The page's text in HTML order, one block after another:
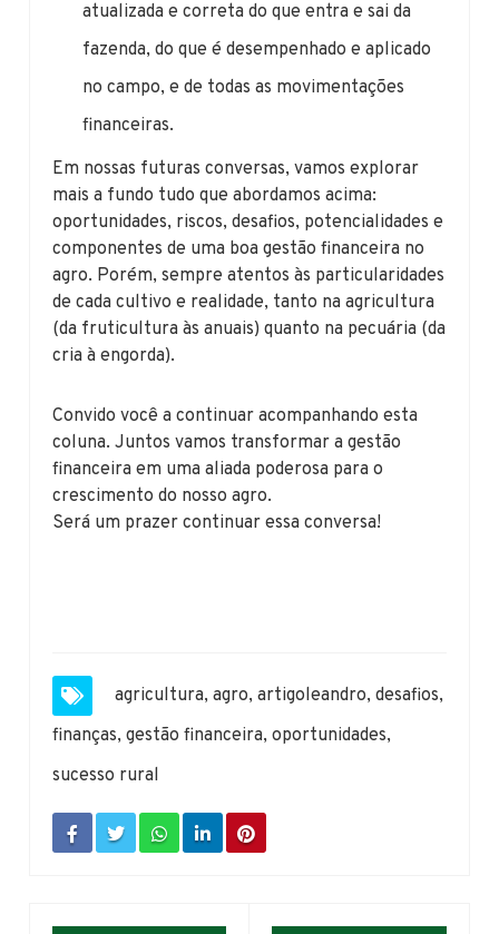
atualizada e correta do que entra e sai da
fazenda, do que é desempenhado e aplicado
no campo, e de todas as movimentações
financeiras.
Em nossas futuras conversas, vamos explorar
mais a fundo tudo que abordamos acima:
oportunidades, riscos, desafios, potencialidades e
componentes de uma boa gestão financeira no
agro. Porém, sempre atentos às particularidades
de cada cultivo e realidade, tanto na agricultura
(da fruticultura às anuais) quanto na pecuária (da
cria à engorda).
Convido você a continuar acompanhando esta
coluna. Juntos vamos transformar a gestão
financeira em uma aliada poderosa para o
crescimento do nosso agro.
Será um prazer continuar essa conversa!
agricultura,agro,artigoleandro,desafios,
finanças,gestão financeira,oportunidades,
sucesso rural